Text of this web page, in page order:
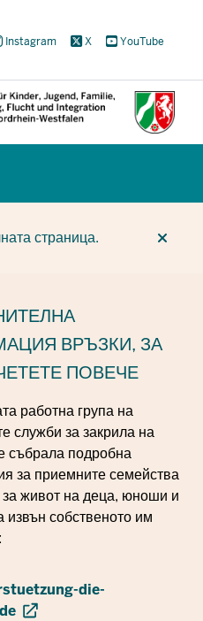
Instagram X YouTube
страница.
ВРЪЗКИ, ЗА
ПОВЕЧЕ
работна група на
служби за закрила на
събрала подробна
за приемните семейства
за живот на деца, юноши и
извън собственото им
die-